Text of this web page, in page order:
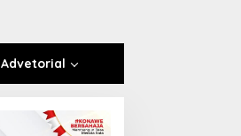
Advetorial